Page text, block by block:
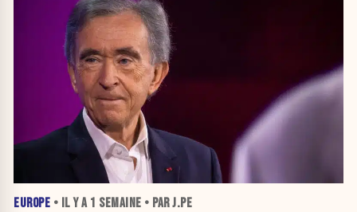
EUROPE • IL Y A 1 SEMAINE • PAR J.PE